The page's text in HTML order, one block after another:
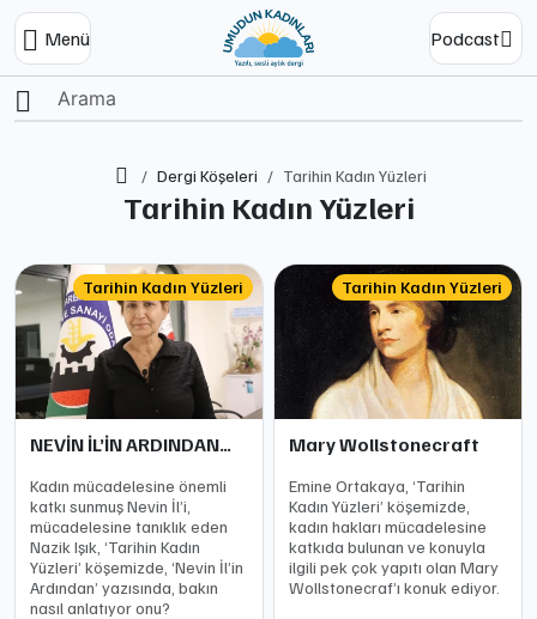
Menü Podcast
Ana SayfaDergi Köşeleri Tarihin Kadın Yüzleri
Tarihin Kadın Yüzleri
Tarihin Kadın Yüzleri
NEVİN İL’İN ARDINDAN…
Kadın mücadelesine önemli
katkı sunmuş Nevin İl’i,
mücadelesine tanıklık eden
Nazik Işık, ‘Tarihin Kadın
Yüzleri’ köşemizde, ‘Nevin İl’in
Ardından’ yazısında, bakın
nasıl anlatıyor onu?
Tarihin Kadın Yüzleri
Mary Wollstonecraft
Emine Ortakaya, ‘Tarihin
Kadın Yüzleri’ köşemizde,
kadın hakları mücadelesine
katkıda bulunan ve konuyla
ilgili pek çok yapıtı olan Mary
Wollstonecraf’ı konuk ediyor.